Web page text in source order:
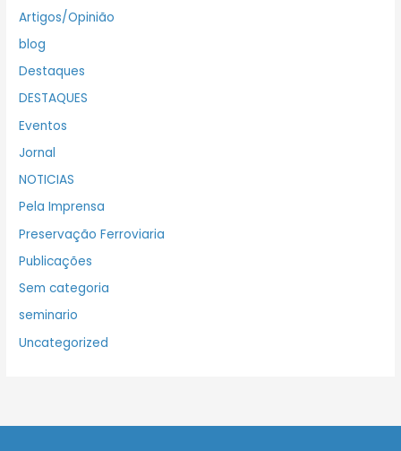
Artigos/Opinião
blog
Destaques
DESTAQUES
Eventos
Jornal
NOTICIAS
Pela Imprensa
Preservação Ferroviaria
Publicações
Sem categoria
seminario
Uncategorized